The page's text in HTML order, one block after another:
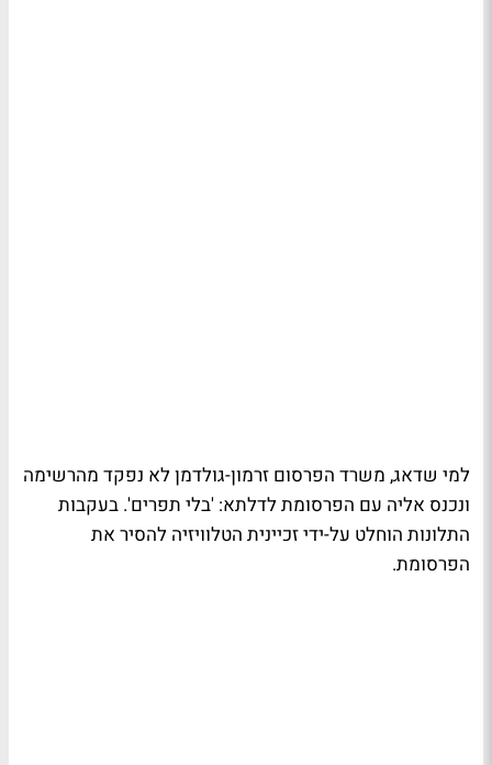
למי שדאג, משרד הפרסום זרמון-גולדמן לא נפקד מהרשימה
ונכנס אליה עם הפרסומת לדלתא: 'בלי תפרים'. בעקבות
התלונות הוחלט על-ידי זכיינית הטלוויזיה להסיר את
הפרסומת.